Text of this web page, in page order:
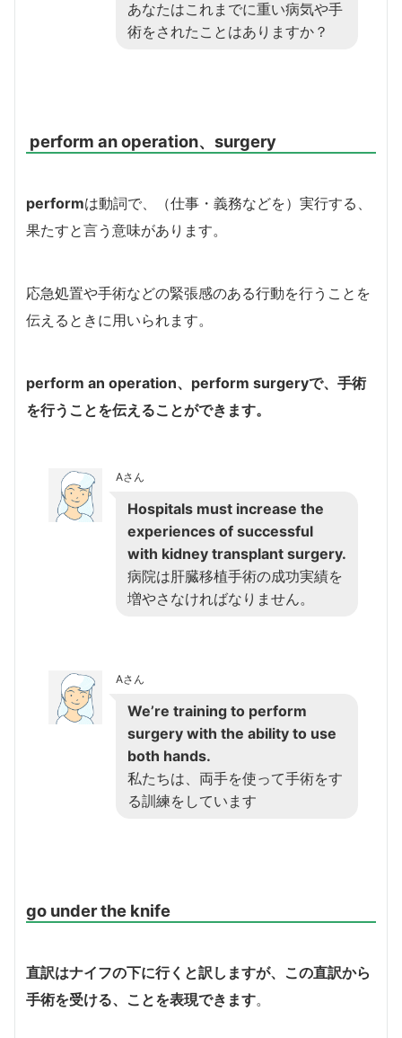
あなたはこれまでに重い病気や手
術をされたことはありますか？
perform an operation、surgery
performは動詞で、（仕事・義務などを）実行する、
果たすと言う意味があります。
応急処置や手術などの緊張感のある行動を行うことを
伝えるときに用いられます。
perform an operation、perform surgeryで、手術
を行うことを伝えることができます。
Aさん
Hospitals must increase the
experiences of successful
with kidney transplant surgery.
病院は肝臓移植手術の成功実績を
増やさなければなりません。
Aさん
We’re training to perform
surgery with the ability to use
both hands.
私たちは、両手を使って手術をす
る訓練をしています
go under the knife
直訳はナイフの下に行くと訳しますが、この直訳から
手術を受ける、ことを表現できます。